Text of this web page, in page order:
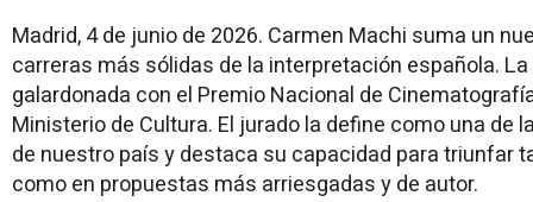
Madrid, 4 de junio de 2026. Carmen Machi suma un
carreras más sólidas de la interpretación española.
galardonada con el Premio Nacional de
Ministerio de Cultura. El jurado la define como una de
de nuestro país y destaca su capacidad para triunfar
como en propuestas más arriesgadas y de autor.